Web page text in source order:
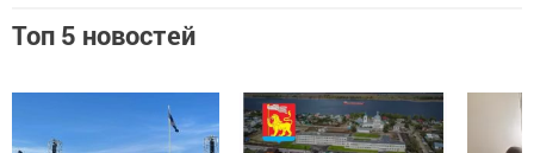
Топ 5 новостей